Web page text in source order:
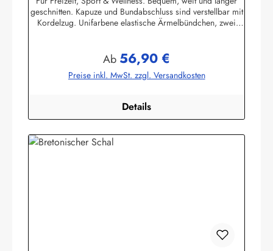
geschnitten. Kapuze und Bundabschluss sind verstellbar mit
Kordelzug. Unifarbene elastische Ärmelbündchen, zwei
g/m²) Herstellerinformationen:AS Bekleidungswerk
GmbHHeglitzer Str. 1226409 Wittmundinfo@modas-
bekleidung.de
Regulärer Preis:
Ab 56,90 €
Preise inkl. MwSt. zzgl. Versandkosten
Details